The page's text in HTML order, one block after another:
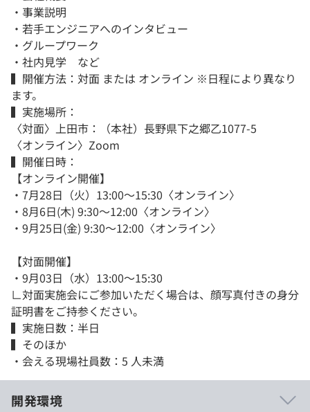
・事業説明
・若手エンジニアへのインタビュー
・グループワーク
・社内見学 など
▍開催方法：対面 または オンライン ※日程により異なり
ます。
▍実施場所：
〈対面〉上田市：（本社）長野県下之郷乙1077-5
〈オンライン〉Zoom
▍開催日時：
【オンライン開催】
・7月28日（火）13:00～15:30〈オンライン〉
・8月6日(木) 9:30～12:00〈オンライン〉
・9月25日(金) 9:30～12:00〈オンライン〉
【対面開催】
・9月03日（水）13:00～15:30
∟対面実施会にご参加いただく場合は、顔写真付きの身分
証明書をご持参ください。
▍実施日数：半日
▍そのほか
・会える現場社員数：5 人未満
開発環境